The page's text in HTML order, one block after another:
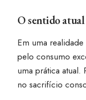
O sentido
Em uma
pelo consumo
uma prática atual.
no sacrifício